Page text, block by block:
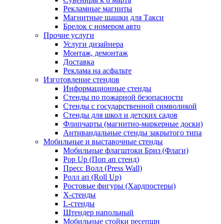
Рекламные магниты
Магнитные шашки для Такси
Брелок с номером авто
Прочие услуги
Услуги дизайнера
Монтаж, демонтаж
Доставка
Реклама на асфальте
Изготовление стендов
Информационные стенды
Стенды по пожарной безопасности
Стенды с государственной символикой
Стенды для школ и детских садов
Флипчарты (магнитно-маркерные доски)
Антивандальные стенды закрытого типа
Мобильные и выставочные стенды
Мобильные флагштоки Бриз (Флаги)
Pop Up (Поп ап стенд)
Пресс Волл (Press Wall)
Ролл ап (Roll Up)
Ростовые фигуры (Хардпостеры)
X-стенды
L-стенды
Штендер напольный
Мобильные стойки ресепшн